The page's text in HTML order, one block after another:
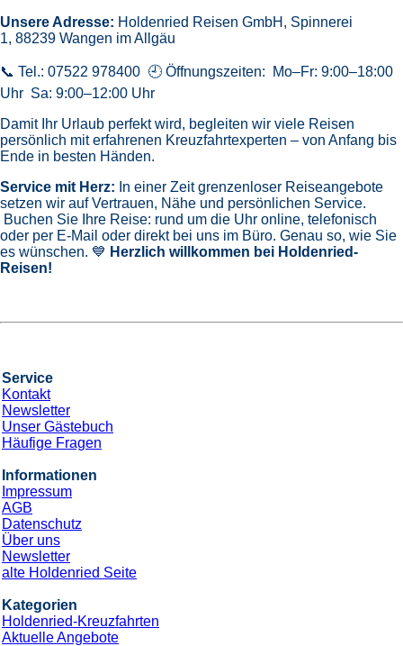
Unsere Adresse: Holdenried Reisen GmbH, Spinnerei
1, 88239 Wangen im Allgäu
📞 Tel.: 07522 978400 🕘 Öffnungszeiten: Mo–Fr: 9:00–18:00
Uhr Sa: 9:00–12:00 Uhr
Damit Ihr Urlaub perfekt wird, begleiten wir viele Reisen
persönlich mit erfahrenen Kreuzfahrtexperten – von Anfang bis
Ende in besten Händen.
Service mit Herz: In einer Zeit grenzenloser Reiseangebote
setzen wir auf Vertrauen, Nähe und persönlichen Service.
Buchen Sie Ihre Reise: rund um die Uhr online, telefonisch
oder per E-Mail oder direkt bei uns im Büro. Genau so, wie Sie
es wünschen. 💙 Herzlich willkommen bei Holdenried-
Reisen!
Service
Kontakt
Newsletter
Unser Gästebuch
Häufige Fragen
Informationen
Impressum
AGB
Datenschutz
Über uns
Newsletter
alte Holdenried Seite
Kategorien
Holdenried-Kreuzfahrten
Aktuelle Angebote